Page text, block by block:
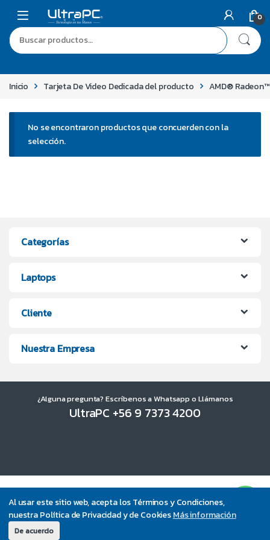
Al usar este sitio web, acepta los Términos y Condiciones,
nuestra Política de Privacidad y de CookiesMás información
De acuerdo
0
Inicio Tarjeta De Video Dedicada del producto AMD®
No se encontraron productos que concuerden con la
selección.
Categorías
Laptops
Cliente
Nuestra Empresa
¿Alguna pregunta? Escríbenos a Whatsapp o Llámanos
UltraPC +56 9 7373 4200